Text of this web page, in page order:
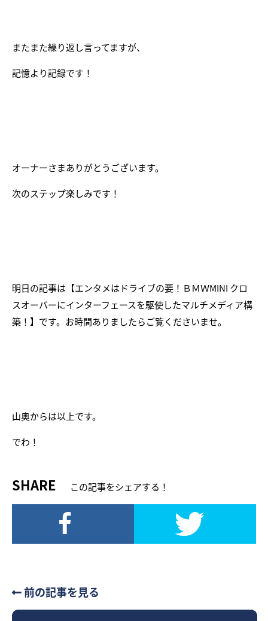
またまた繰り返し言ってますが、
記憶より記録です！
オーナーさまありがとうございます。
次のステップ楽しみです！
明日の記事は【エンタメはドライブの要！ＢＭＷMINI クロ
スオーバーにインターフェースを駆使したマルチメディア構
築！】です。お時間ありましたらご覧くださいませ。
山奥からは以上です。
でわ！
SHARE この記事をシェアする！
前の記事を見る